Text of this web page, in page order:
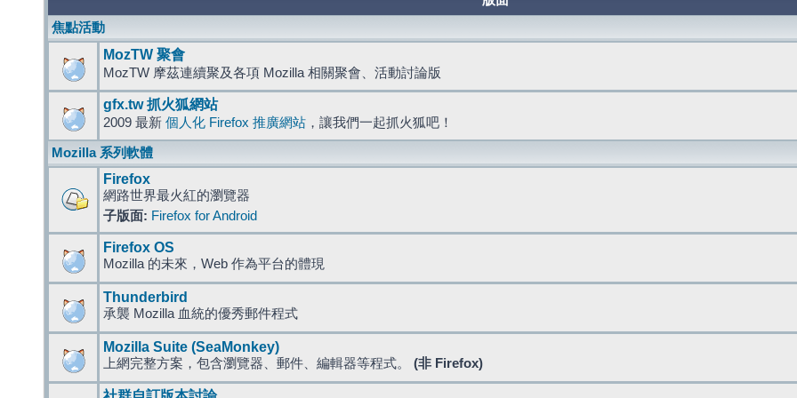
焦點活動
MozTW 聚會
MozTW 摩茲連續聚及各項 Mozilla 相關聚會、活動討論版
gfx.tw 抓火狐網站
2009 最新 個人化 Firefox 推廣網站 ，讓我們一起抓火狐吧！
Mozilla 系列軟體
Firefox
網路世界最火紅的瀏覽器
子版面: Firefox for Android
Firefox OS
Mozilla 的未來，Web 作為平台的體現
Thunderbird
承襲 Mozilla 血統的優秀郵件程式
Mozilla Suite (SeaMonkey)
上網完整方案，包含瀏覽器、郵件、編輯器等程式。 (非 Firefox)